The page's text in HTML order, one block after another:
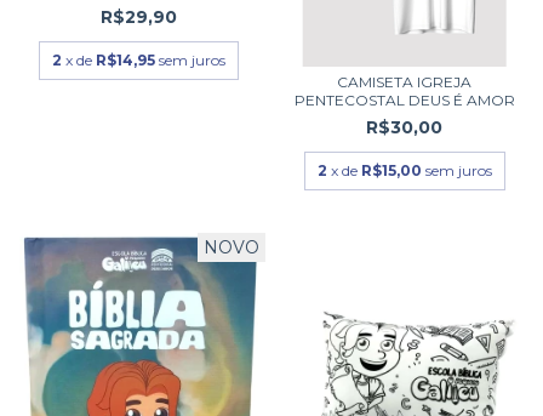
R$29,90
2 x de R$14,95 sem juros
CAMISETA IGREJA
PENTECOSTAL DEUS É AMOR
R$30,00
2 x de R$15,00 sem juros
NOVO